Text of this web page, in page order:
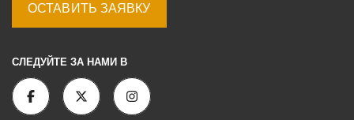
ОСТАВИТЬ ЗАЯВКУ
СЛЕДУЙТЕ ЗА НАМИ В